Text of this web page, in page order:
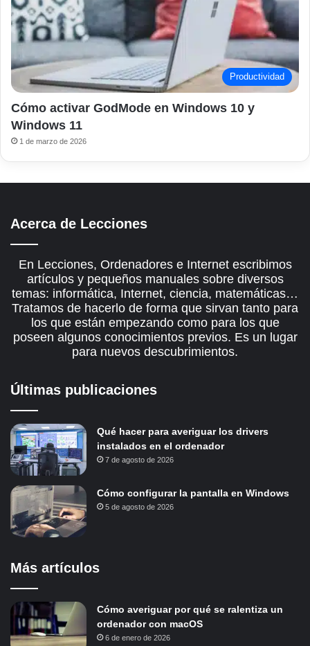
Productividad
Cómo activar GodMode en Windows 10 y
Windows 11
1 de marzo de 2026
Acerca de Lecciones
En Lecciones, Ordenadores e Internet escribimos
artículos y pequeños manuales sobre diversos
temas: informática, Internet, ciencia, matemáticas…
Tratamos de hacerlo de forma que sirvan tanto para
los que están empezando como para los que
poseen algunos conocimientos previos. Es un lugar
para nuevos descubrimientos.
Últimas publicaciones
Qué hacer para averiguar los drivers
instalados en el ordenador
7 de agosto de 2026
Cómo configurar la pantalla en Windows
5 de agosto de 2026
Más artículos
Cómo averiguar por qué se ralentiza un
ordenador con macOS
6 de enero de 2026